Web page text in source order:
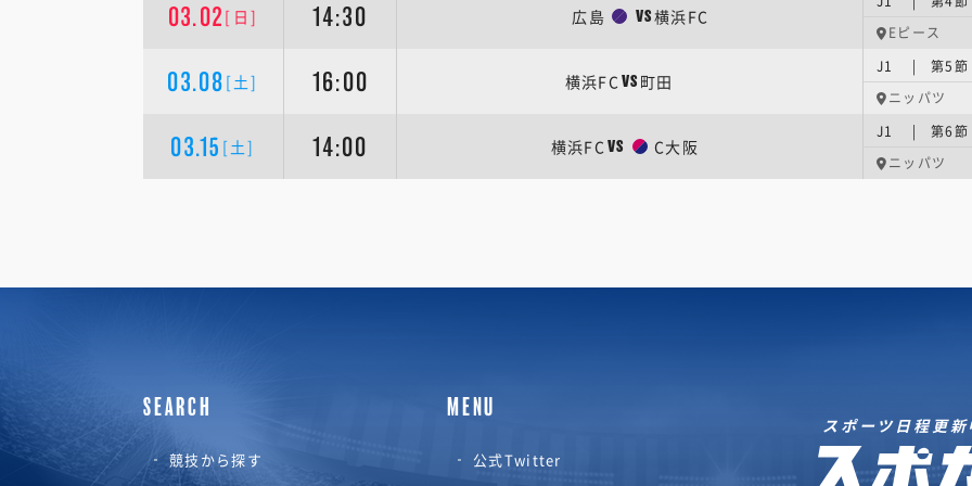
03.02 [日] 14:30 広島 VS横浜FC
Eピース
03.08 [土] 16:00 横浜FCVS 町田
J1 | 第5節
ニッパツ
03.15 [土] 14:00 横浜FCVS C大阪
J1 | 第6節
ニッパツ
SEARCH
競技から探す
MENU
公式Twitter
スポーツ日程更新